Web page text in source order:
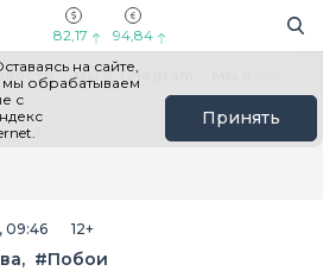
82,17 94,84
на сайте,
мы обрабатываем
с
Принять
Мы в Telegram
09:46 12+
#Побои